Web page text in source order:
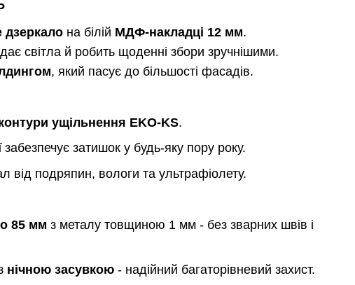
дзеркало на білій МДФ-накладці 12 мм.
світла й робить щоденні збори зручнішими.
, який пасує до більшості фасадів.
ущільнення EKO-KS.
забезпечує затишок у будь-яку пору року.
від подряпин, вологи та ультрафіолету.
85 мм з металу товщиною 1 мм - без зварних швів і
нічною засувкою - надійний багаторівневий захист.